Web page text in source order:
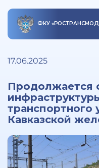
ФКУ «
17.06.2025
Продолжается
транспортного
Кавказской